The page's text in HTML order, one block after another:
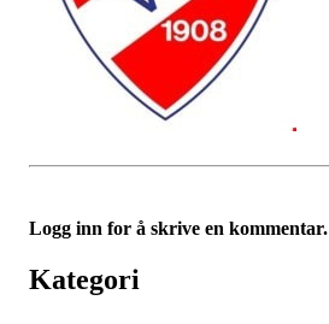
Logg inn for å skrive en kommentar.
Kategori